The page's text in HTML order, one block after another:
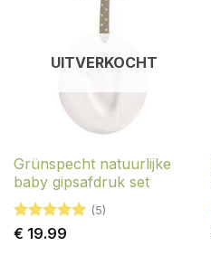
UITVERKOCHT
Grünspecht natuurlijke
baby gipsafdruk set
Gewaardeerd
(5)
€ 19.99